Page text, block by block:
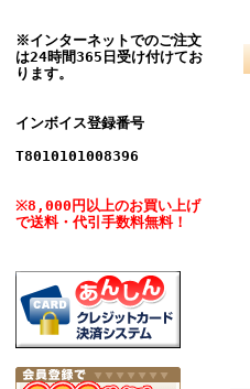
※インターネットでのご注文
は24時間365日受け付けてお
ります。
インボイス登録番号
T8010101008396
※8,000円以上のお買い上げ
で送料・代引手数料無料！